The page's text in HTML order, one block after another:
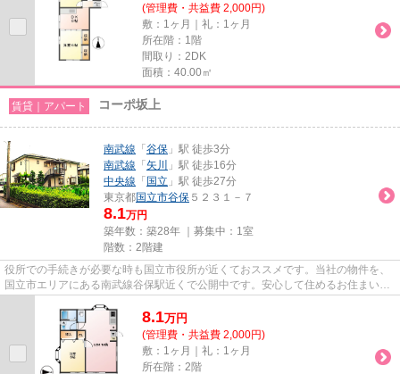
(管理費・共益費 2,000円)
敷：1ヶ月｜礼：1ヶ月
所在階：1階
間取り：2DK
面積：40.00㎡
賃貸｜アパート コーポ坂上
南武線 「 谷保 」駅 徒歩3分
南武線 「 矢川
」駅 徒歩16分
中央線 「 国立 」駅 徒歩27分
東京都国立市谷保 ５２３１－７
8.1万円
築年数：築28年 ｜募集中： 1室
階数：2階建
役所での手続きが必要な時も国立市役所が近くておススメです。当社の物件を、
国立市エリアにある南武線谷保駅近くで公開中です。安心して住めるお住まいの
8.1万円
(管理費・共益費 2,000円)
敷：1ヶ月｜礼：1ヶ月
所在階：2階